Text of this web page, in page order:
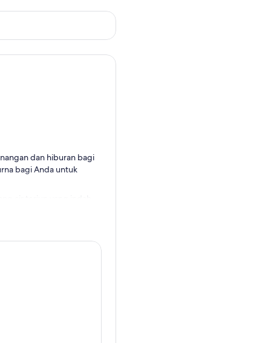
dan hiburan bagi
bagi Anda untuk
air terjun yang indah.
Anda untuk belajar.